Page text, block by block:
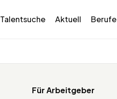
Talentsuche Aktuell Berufe
Für Arbeitgeber